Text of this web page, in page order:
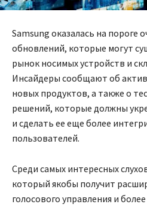
Samsung оказалась на пороге
обновлений, которые могут
рынок носимых устройств и
Инсайдеры сообщают об
новых продуктов, а также о
решений, которые должны
и сделать ее еще более
пользователей.
Среди самых интересных
который якобы получит
голосового управления и